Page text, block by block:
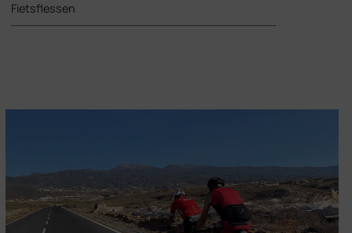
Fietsflessen